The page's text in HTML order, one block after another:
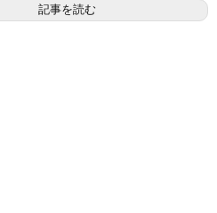
記事を読む